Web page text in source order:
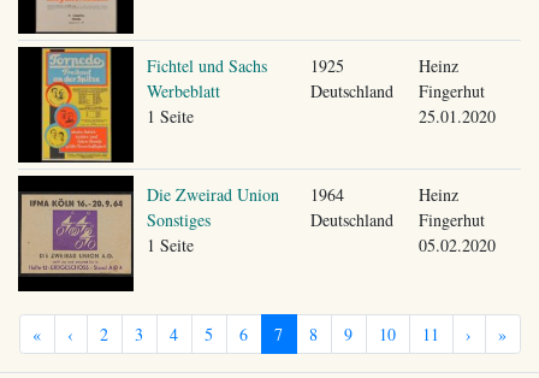
Fichtel und Sachs
Werbeblatt
1 Seite
1925
Deutschland
Heinz
Fingerhut
25.01.2020
Die Zweirad Union
Sonstiges
1 Seite
1964
Deutschland
Heinz
Fingerhut
05.02.2020
« ‹ 2 3 4 5 6 7 8 9 10 11 › »